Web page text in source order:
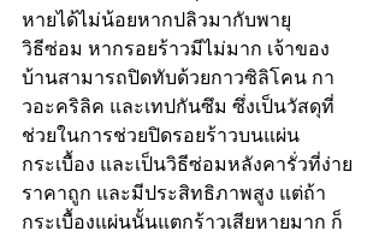
หายได้ไม่น้อยหากปลิวมากับพายุ
วิธีซ่อม หากรอยร้าวมีไม่มาก เจ้าของ
บ้านสามารถปิดทับด้วยกาวซิลิโคน กา
วอะคริลิค และเทปกันซึม ซึ่งเป็นวัสดุที่
ช่วยในการช่วยปิดรอยร้าวบนแผ่น
กระเบื้อง และเป็นวิธีซ่อมหลังคารั่วที่ง่าย
ราคาถูก และมีประสิทธิภาพสูง แต่ถ้า
กระเบื้องแผ่นนั้นแตกร้าวเสียหายมาก ก็